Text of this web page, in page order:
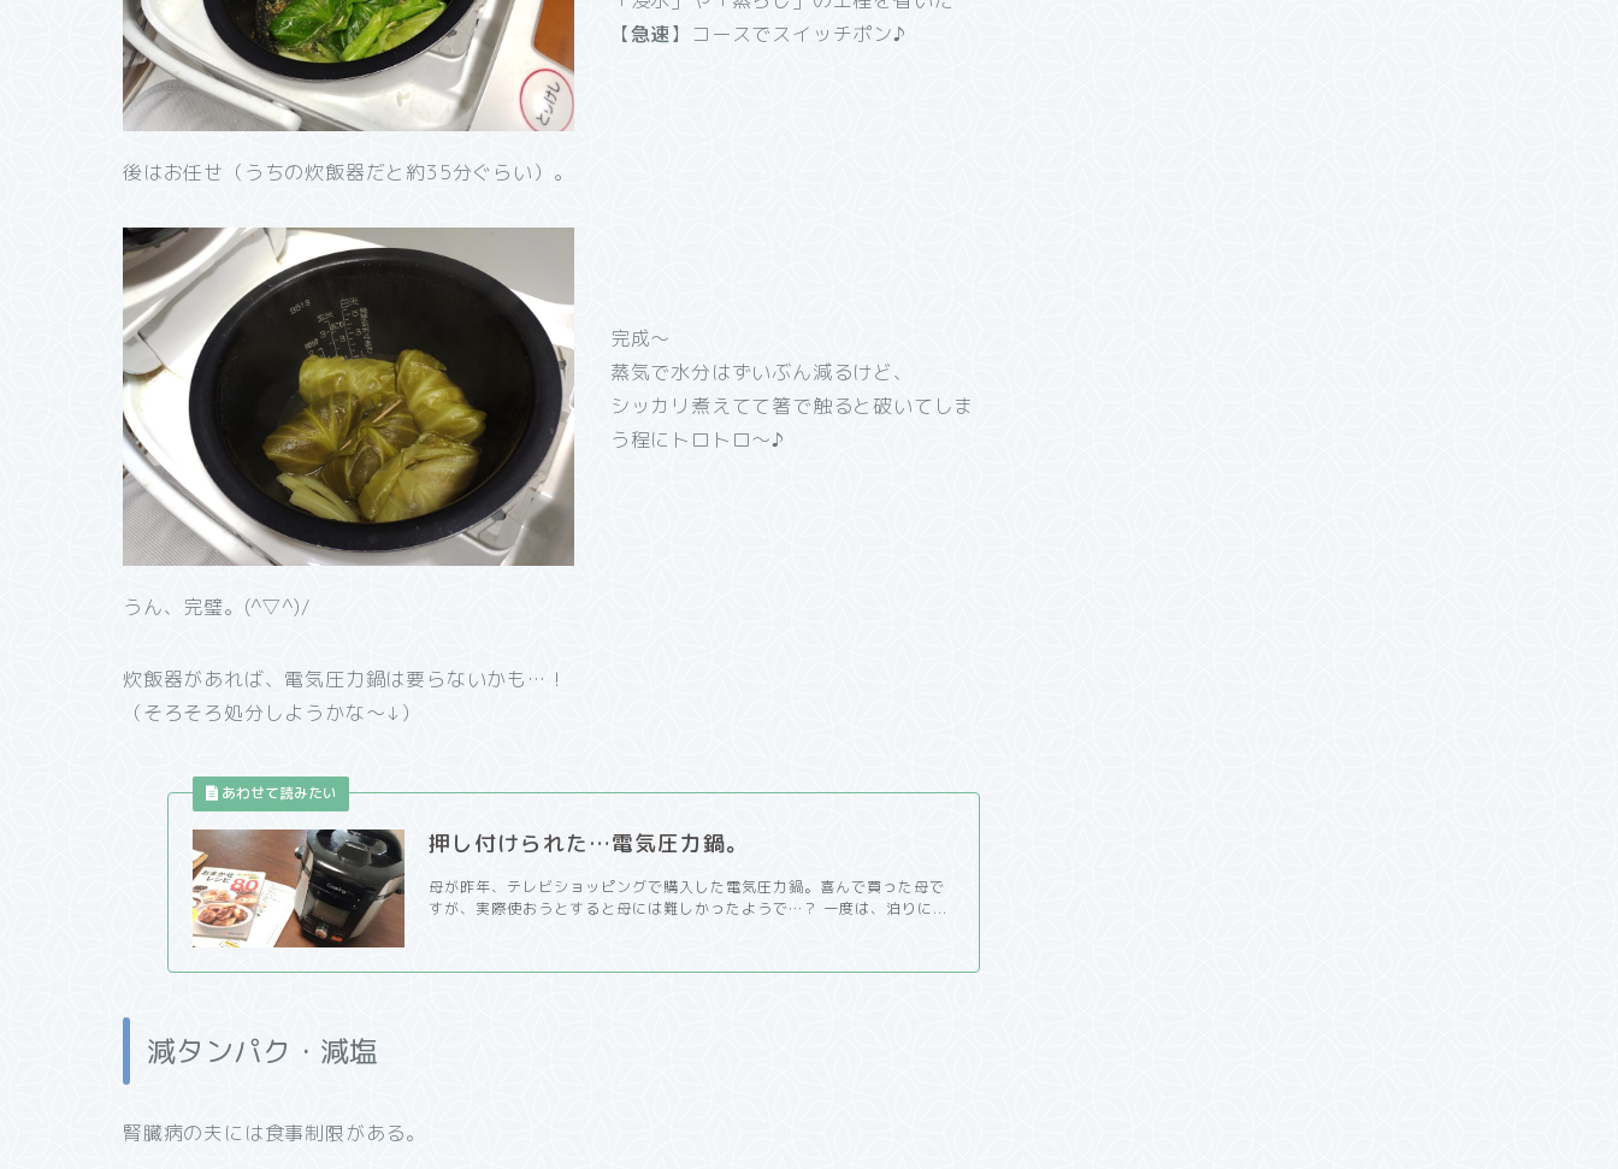
【急速】コースでスイッチポン♪
後はお任せ（うちの炊飯器だと約35分ぐらい）。
完成～
蒸気で水分はずいぶん減るけど、
シッカリ煮えてて箸で触ると破いてしま
う程にトロトロ～♪
うん、完璧。(^▽^)/
炊飯器があれば、電気圧力鍋は要らないかも…！
（そろそろ処分しようかな～↓）
押し付けられた…電気圧力鍋。
母が昨年、テレビショッピングで購入した電気圧力鍋。喜んで買った母で
すが、実際使おうとすると母には難しかったようで…？ 一度は、泊りに...
減タンパク・減塩
腎臓病の夫には食事制限がある。